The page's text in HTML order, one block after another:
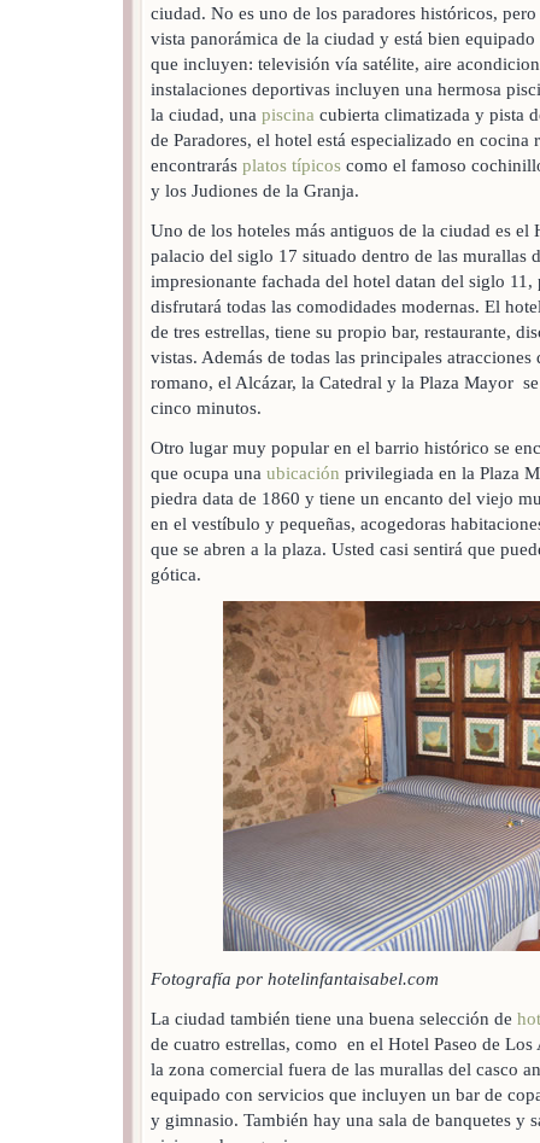
ciudad. No es uno de los paradores históricos,
vista panorámica de la ciudad y está bien
que incluyen: televisión vía satélite, aire
instalaciones deportivas incluyen una hermosa
la ciudad, una piscina cubierta climatizada y pista
de Paradores, el hotel está especializado en
encontrarás platos típicos como el famoso
y los Judiones de la Granja.
Uno de los hoteles más antiguos de la ciudad es
palacio del siglo 17 situado dentro de las murallas
impresionante fachada del hotel datan del siglo
disfrutará todas las comodidades modernas. El
de tres estrellas, tiene su propio bar, restaurante,
vistas. Además de todas las principales
romano, el Alcázar, la Catedral y la Plaza Mayor
cinco minutos.
Otro lugar muy popular en el barrio histórico se
que ocupa una ubicación privilegiada en la Plaza
piedra data de 1860 y tiene un encanto del viejo
en el vestíbulo y pequeñas, acogedoras
que se abren a la plaza. Usted casi sentirá que
gótica.
Fotografía por hotelinfantaisabel.com
La ciudad también tiene una buena selección de
de cuatro estrellas, como en el Hotel Paseo de
la zona comercial fuera de las murallas del casco
equipado con servicios que incluyen un bar de
y gimnasio. También hay una sala de banquetes y